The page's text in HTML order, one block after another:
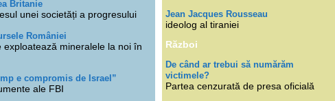
Britanie
unei societăți a progresului
României
exploatează mineralele la noi în
e compromis de Israel”
ale FBI
Jean Jacques Rousseau
ideolog al tiraniei
Război
De când ar trebui să numărăm
victimele?
Partea cenzurată de presa oficială